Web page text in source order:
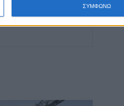
ΣΥΜΦΩΝΩ